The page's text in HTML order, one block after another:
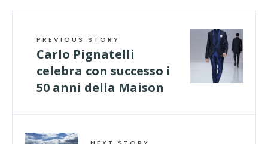
PREVIOUS STORY
Carlo Pignatelli
celebra con successo i
50 anni della Maison